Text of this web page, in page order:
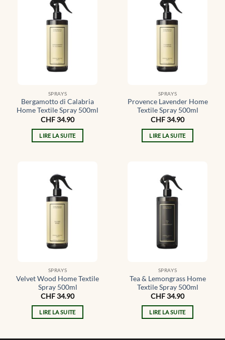
SPRAYS
Bergamotto di Calabria
Home Textile Spray 500ml
CHF34.90
LIRE LA SUITE
SPRAYS
Provence Lavender Home
Textile Spray 500ml
CHF34.90
LIRE LA SUITE
SPRAYS
Velvet Wood Home Textile
Spray 500ml
CHF34.90
LIRE LA SUITE
SPRAYS
Tea & Lemongrass Home
Textile Spray 500ml
CHF34.90
LIRE LA SUITE